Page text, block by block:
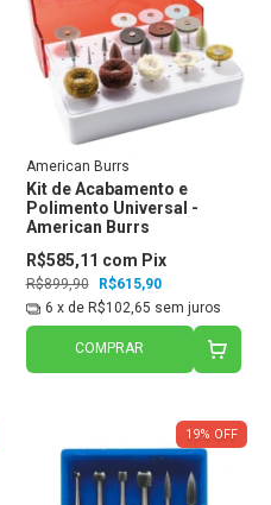
American Burrs
Kit de Acabamento e
Polimento Universal -
American Burrs
R$899,90 R$615,90
R$585,11 com Pix
6 x de R$102,65 sem juros
COMPRAR
19% OFF